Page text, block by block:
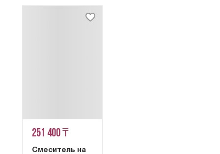
251 400 ₸
Смеситель на